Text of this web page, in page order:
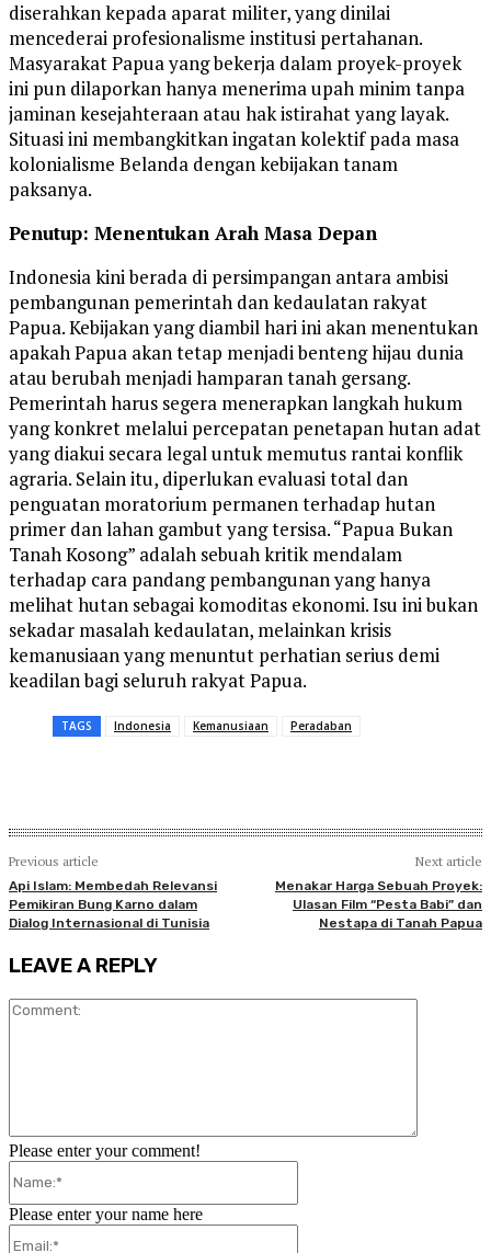
diserahkan kepada aparat militer, yang dinilai
mencederai profesionalisme institusi pertahanan.
Masyarakat Papua yang bekerja dalam proyek-proyek
ini pun dilaporkan hanya menerima upah minim tanpa
jaminan kesejahteraan atau hak istirahat yang layak.
Situasi ini membangkitkan ingatan kolektif pada masa
kolonialisme Belanda dengan kebijakan tanam
paksanya.
Penutup: Menentukan Arah Masa Depan
Indonesia kini berada di persimpangan antara ambisi
pembangunan pemerintah dan kedaulatan rakyat
Papua. Kebijakan yang diambil hari ini akan menentukan
apakah Papua akan tetap menjadi benteng hijau dunia
atau berubah menjadi hamparan tanah gersang.
Pemerintah harus segera menerapkan langkah hukum
yang konkret melalui percepatan penetapan hutan adat
yang diakui secara legal untuk memutus rantai konflik
agraria. Selain itu, diperlukan evaluasi total dan
penguatan moratorium permanen terhadap hutan
primer dan lahan gambut yang tersisa. “Papua Bukan
Tanah Kosong” adalah sebuah kritik mendalam
terhadap cara pandang pembangunan yang hanya
melihat hutan sebagai komoditas ekonomi. Isu ini bukan
sekadar masalah kedaulatan, melainkan krisis
kemanusiaan yang menuntut perhatian serius demi
keadilan bagi seluruh rakyat Papua.
TAGS Indonesia Kemanusiaan Peradaban
Previous article
Api Islam: Membedah Relevansi
Pemikiran Bung Karno dalam
Dialog Internasional di Tunisia
Next article
Menakar Harga Sebuah Proyek:
Ulasan Film “Pesta Babi” dan
Nestapa di Tanah Papua
LEAVE A REPLY
Please enter your comment!
Please enter your name here